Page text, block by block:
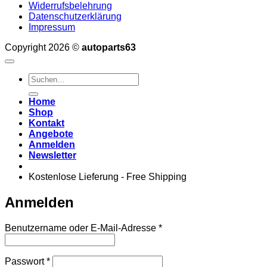
Widerrufsbelehrung
Datenschutzerklärung
Impressum
Copyright 2026 © autoparts63
Suchen
nach:
Home
Shop
Kontakt
Angebote
Anmelden
Newsletter
Kostenlose Lieferung - Free Shipping
Anmelden
Benutzername oder E-Mail-Adresse *Erforderlich
Passwort*Erforderlich